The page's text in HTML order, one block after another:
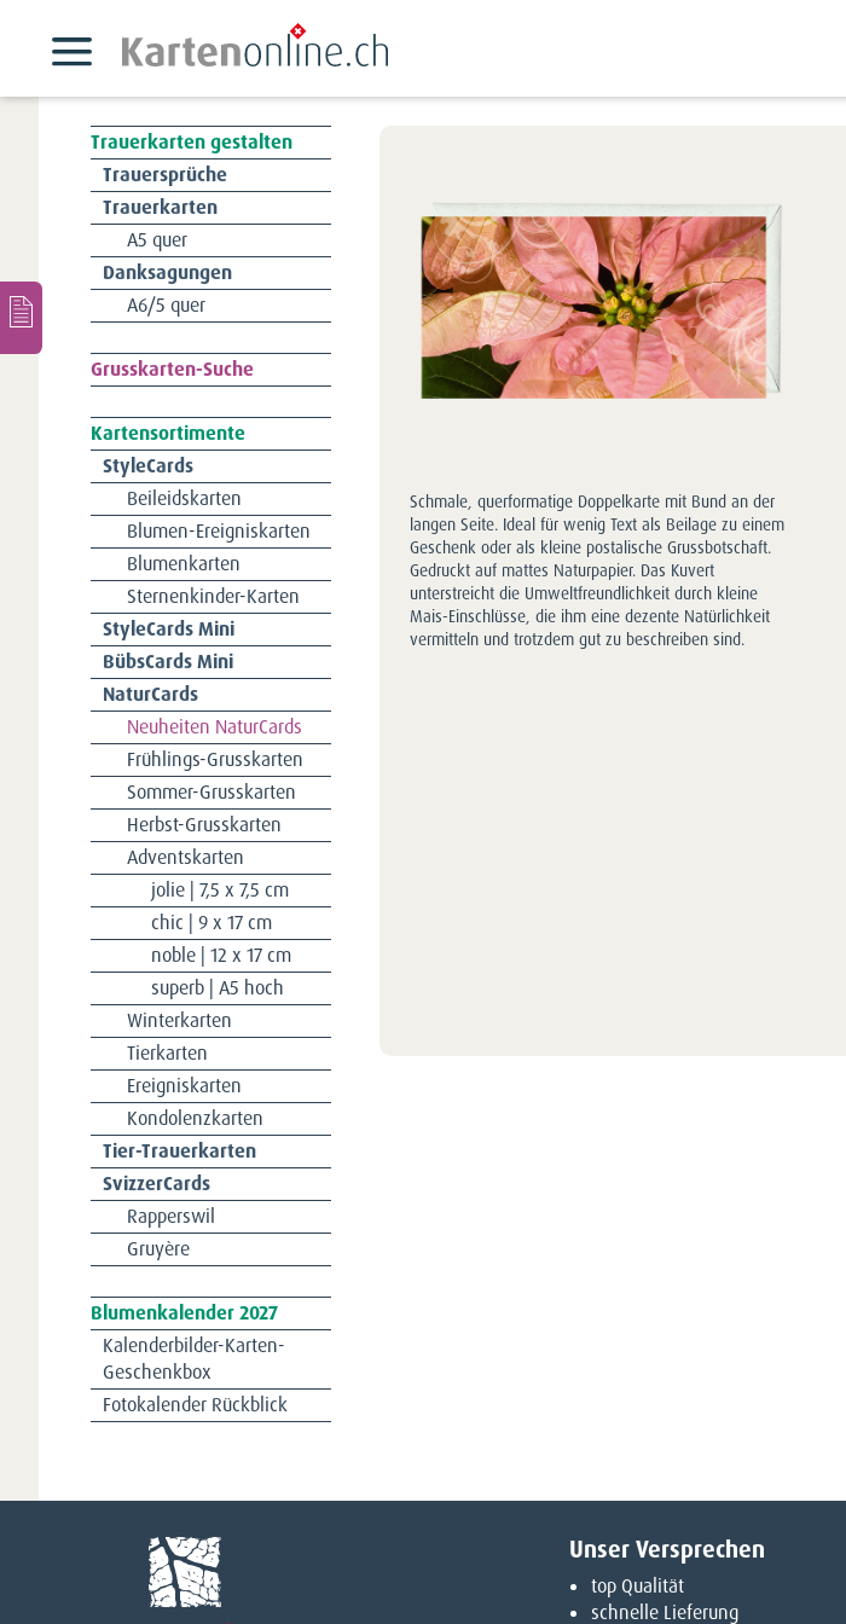
Schmale, querformatige Doppelkarte mit Bund an der
langen Seite. Ideal für wenig Text als Beilage zu einem
Geschenk oder als kleine postalische Grussbotschaft.
Gedruckt auf mattes Naturpapier. Das Kuvert
unterstreicht die Umweltfreundlichkeit durch kleine
Mais-Einschlüsse, die ihm eine dezente Natürlichkeit
vermitteln und trotzdem gut zu beschreiben sind.
Trauerkarten gestalten
Navigation
überspringen
Trauersprüche
Trauerkarten
A5 quer
Danksagungen
A6/5 quer
Navigation
überspringen
Grusskarten-Suche
Kartensortimente
Navigation
überspringen
StyleCards
Beileidskarten
Blumen-Ereigniskarten
Blumenkarten
Sternenkinder-Karten
StyleCards Mini
BübsCards Mini
NaturCards
Neuheiten NaturCards
Frühlings-Grusskarten
Sommer-Grusskarten
Herbst-Grusskarten
Adventskarten
jolie | 7,5 x 7,5 cm
chic | 9 x 17 cm
noble | 12 x 17 cm
superb | A5 hoch
Winterkarten
Tierkarten
Ereigniskarten
Kondolenzkarten
Tier-Trauerkarten
SvizzerCards
Rapperswil
Gruyère
Navigation
überspringen
Blumenkalender 2027
Kalenderbilder-Karten-
Geschenkbox
Fotokalender Rückblick
Unser Versprechen
top Qualität
schnelle Lieferung